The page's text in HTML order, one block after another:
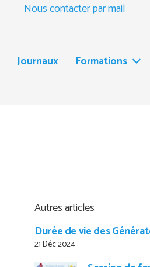
Nous contacter par mail
Journaux Formations
Autres articles
Durée de vie des
21 Déc 2024